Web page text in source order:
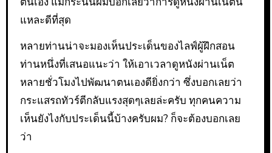
แหละดีที่สุด
หลายท่านน่าจะมองเห็นประเด็นของไลฟ์ผู้ฝึกสอน
ท่านหนึ่งที่เสนอแนะว่า ให้เอาเวลาดูหนังผ่านเน็ต
หลายชั่วโมงไปพัฒนาตนเองดียิ่งกว่า ซึ่งบอกเลยว่า
กระแสรถทัวร์ตีกลับแรงสุดๆเลยล่ะครับ ทุกคนความ
เห็นยังไงกับประเด็นนี้บ้างครับผม? ก็จะต้องบอกเลย
ว่า